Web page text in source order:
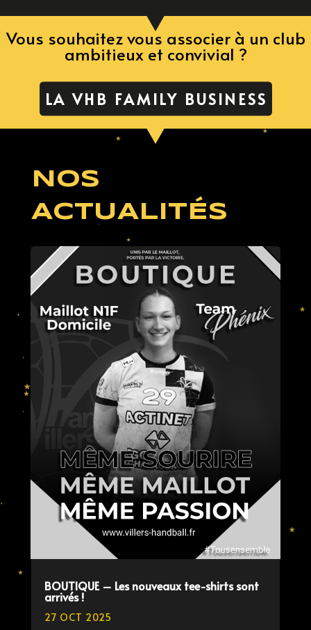
Vous souhaitez vous associer à un club
ambitieux et convivial ?
LA VHB FAMILY BUSINESS
NOS
ACTUALITÉS
BOUTIQUE – Les nouveaux tee-shirts sont
arrivés !
27 OCT 2025